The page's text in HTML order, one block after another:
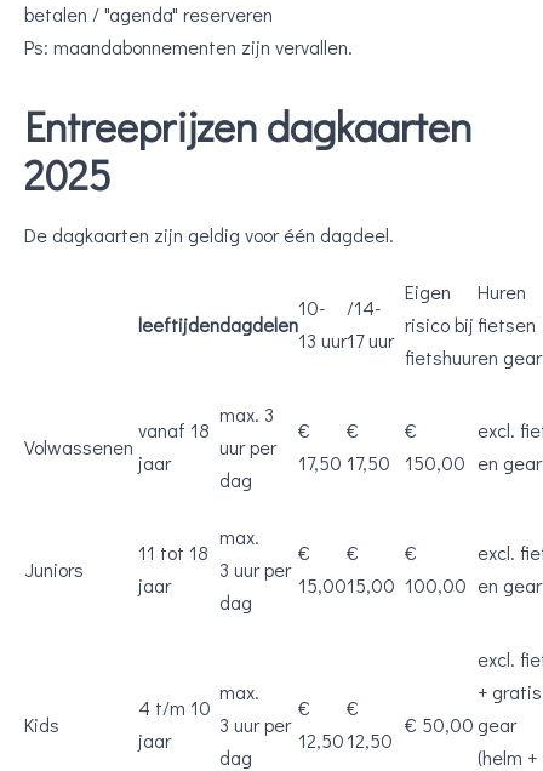
betalen / "agenda" reserveren
Ps: maandabonnementen zijn vervallen.
Entreeprijzen dagkaarten
2025
De dagkaarten zijn geldig voor één dagdeel.
leeftijdendagdelen
10-
13 uur
/14-
17 uur
Eigen
risico bij
fietshuur
Huren
fietsen
en
Volwassenen
vanaf 18
jaar
max. 3
uur per
dag
€
17,50
€
17,50
€
150,00
excl.
en gear
Juniors
11 tot 18
jaar
max.
3 uur per
dag
€
15,00
€
15,00
€
100,00
excl.
en gear
Kids
4 t/m 10
jaar
max.
3 uur per
dag
€
12,50
€
12,50
€ 50,00
excl.
+ gratis
gear
(helm +